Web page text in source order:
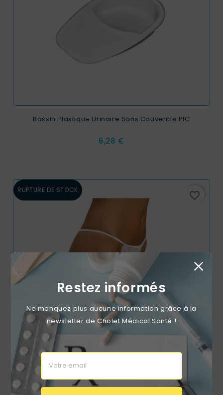
Restez informés
Ne manquez plus aucune information grâce à la
newsletter de Cholet Médical Santé !
Bassin Plastique Urinaire Sans Couvercle PIC
Prix
6,28 €
RUPTURE DE STOCK favorite_border
String Jetable Femme (Boite De 50)